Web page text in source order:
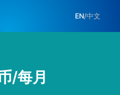
EN/中文
/每月